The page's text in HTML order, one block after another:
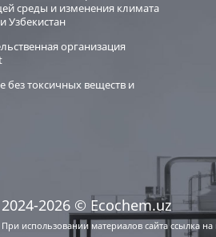
среды и изменения климата
Узбекистан
организация
без токсичных веществ и
2024-2026 © Ecochem.uz
При использовании материалов сайта ссылка на